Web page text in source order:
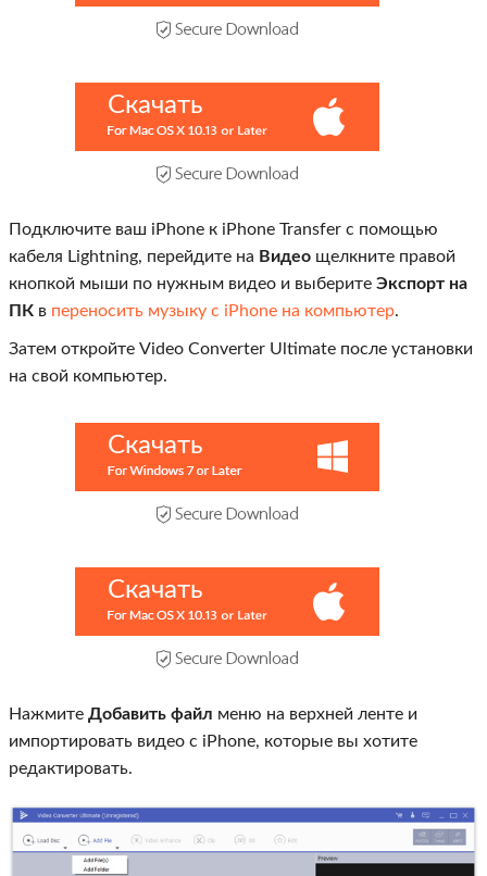
Скачать
Подключите ваш iPhone к iPhone Transfer с помощью
кабеля Lightning, перейдите на Видео щелкните правой
кнопкой мыши по нужным видео и выберите Экспорт на
ПК в переносить музыку с iPhone на компьютер.
Затем откройте Video Converter Ultimate после установки
на свой компьютер.
Скачать
Скачать
Нажмите Добавить файл меню на верхней ленте и
импортировать видео с iPhone, которые вы хотите
редактировать.